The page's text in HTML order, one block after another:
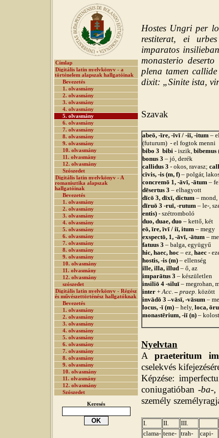
Címlap
Digitális latin nyelvkönyv - a
történelem alapszak hallgatóinak
Bevezetés
1. olvasmány
2. olvasmány
3. olvasmány
4. olvasmány
5. olvasmány
6. olvasmány
7. olvasmány
8. olvasmány
9. olvasmány
10. olvasmány
11. olvasmány
12. olvasmány
Szószedet
Digitális latin nyelvkönyv - A
romanisztika alapszak
hallgatóinak
Bevezetés
1. olvasmány
2. olvasmány
3. olvasmány
4. olvasmány
5. olvasmány
6. olvasmány
7. olvasmány
8. olvasmány
9. olvasmány
10. olvasmány
11. olvasmány
12. olvasmány
szószedet
Digitális latin nyelvkönyv - Régész
és művészettörténész hallgatóknak
Bevezetés
1. olvasmány
2. olvasmány
3. olvasmány
4. olvasmány
5. olvasmány
6. olvasmány
7. olvasmány
8. olvasmány
9. olvasmány
10. olvasmány
11. olvasmány
12. olvasmány
Szószedet
Keresés
Hostes Ungri per
restiterat, ei
imparatos
monasterio
plena tamen
dixit: „Sinite ista,
Szavak
abeō, -īre, -īvī / -iī, -itum –
(futurum) - el fogtok menni
bibo 3 bibi - iszik, bibemus
bonus 3 – jó, derék
callidus 3 - okos, ravasz;
cīvis, -is (m, f) – polgár,
concremō 1, -āvī, -ātum –
dēsertus 3 – elhagyott
dīcō 3, dīxī, dictum –
dīruō 3 -ruī, -rutum – le-,
entis) - szétromboló
duo, duae, duo – kettő, két
eō, īre, īvī / iī, itum – megy
exspectō, 1, -āvī, -ātum –
fatuus 3 – balga, együgyű
hic, haec, hoc – ez, haec -
hostis, -is (m) – ellenség
ille, illa, illud – ő, az
imparātus 3 – készületlen
insiliō 4 -siluī – megrohan,
inter +Acc. – praep. között
invādō 3 –vāsī, -vāsum –
locus, -ī (m) – hely, loca,
monastērium, -iī (n) –
Nyelvtan
Apraeteritum
cselekvés
Képzése:
coniugatióban -ba-,
személy
I. II.
III.
clama- tene- trah-
capi-